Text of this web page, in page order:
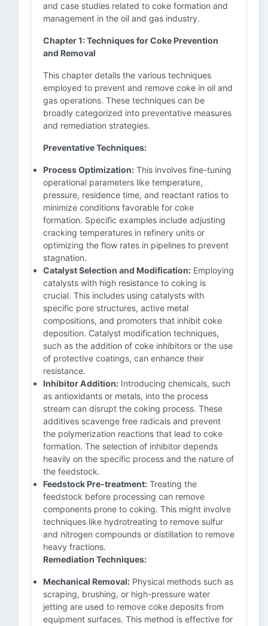
and case studies related to coke formation and
management in the oil and gas industry.
Chapter 1: Techniques for Coke Prevention
and Removal
This chapter details the various techniques
employed to prevent and remove coke in oil and
gas operations. These techniques can be
broadly categorized into preventative measures
and remediation strategies.
Preventative Techniques:
Process Optimization: This involves fine-tuning
operational parameters like temperature,
pressure, residence time, and reactant ratios to
minimize conditions favorable for coke
formation. Specific examples include adjusting
cracking temperatures in refinery units or
optimizing the flow rates in pipelines to prevent
stagnation.
Catalyst Selection and Modification: Employing
catalysts with high resistance to coking is
crucial. This includes using catalysts with
specific pore structures, active metal
compositions, and promoters that inhibit coke
deposition. Catalyst modification techniques,
such as the addition of coke inhibitors or the use
of protective coatings, can enhance their
resistance.
Inhibitor Addition: Introducing chemicals, such
as antioxidants or metals, into the process
stream can disrupt the coking process. These
additives scavenge free radicals and prevent
the polymerization reactions that lead to coke
formation. The selection of inhibitor depends
heavily on the specific process and the nature of
the feedstock.
Feedstock Pre-treatment: Treating the
feedstock before processing can remove
components prone to coking. This might involve
techniques like hydrotreating to remove sulfur
and nitrogen compounds or distillation to remove
heavy fractions.
Remediation Techniques:
Mechanical Removal: Physical methods such as
scraping, brushing, or high-pressure water
jetting are used to remove coke deposits from
equipment surfaces. This method is effective for